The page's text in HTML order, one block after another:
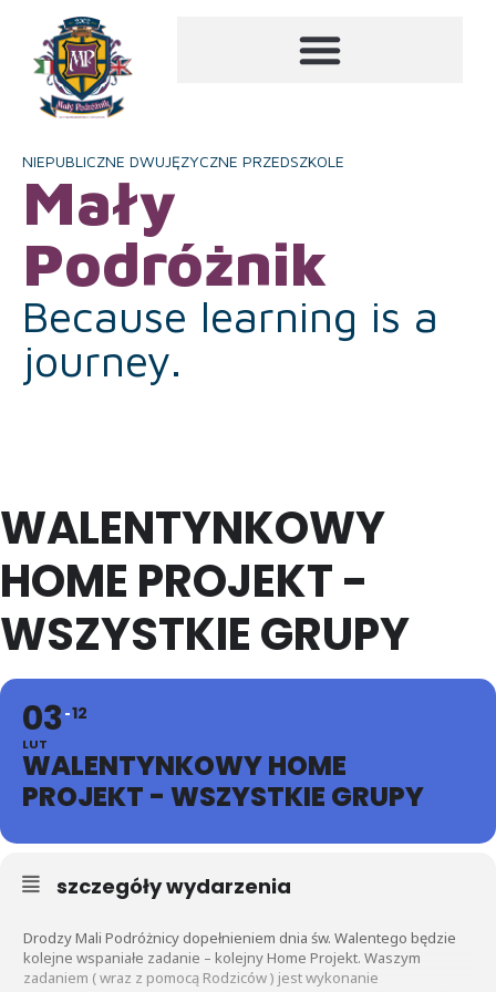
NIEPUBLICZNE DWUJĘZYCZNE PRZEDSZKOLE
Mały
Podróżnik
Because learning is a
journey.
WALENTYNKOWY
HOME PROJEKT -
WSZYSTKIE GRUPY
03
LUT
12
WALENTYNKOWY HOME
PROJEKT - WSZYSTKIE GRUPY
szczegóły wydarzenia
Drodzy Mali Podróżnicy dopełnieniem dnia św. Walentego będzie
kolejne wspaniałe zadanie – kolejny Home Projekt. Waszym
zadaniem ( wraz z pomocą Rodziców ) jest wykonanie